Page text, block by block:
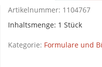
Artikelnummer: 1104767
Inhaltsmenge: 1 Stück
Kategorie: Formulare und